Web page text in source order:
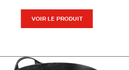
VOIR LE PRODUIT